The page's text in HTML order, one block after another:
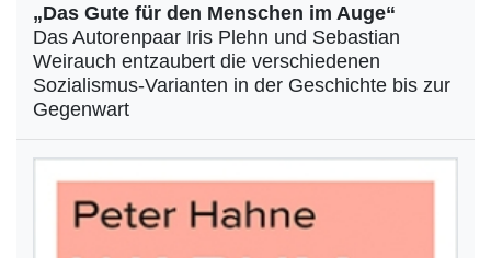
„Das Gute für den Menschen im Auge“
Das Autorenpaar Iris Plehn und Sebastian
Weirauch entzaubert die verschiedenen
Sozialismus-Varianten in der Geschichte bis zur
Gegenwart